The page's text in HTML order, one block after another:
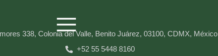
338, Colonia del Valle, Benito Juárez, 03100, CDMX, México
+52 55 5448 8160